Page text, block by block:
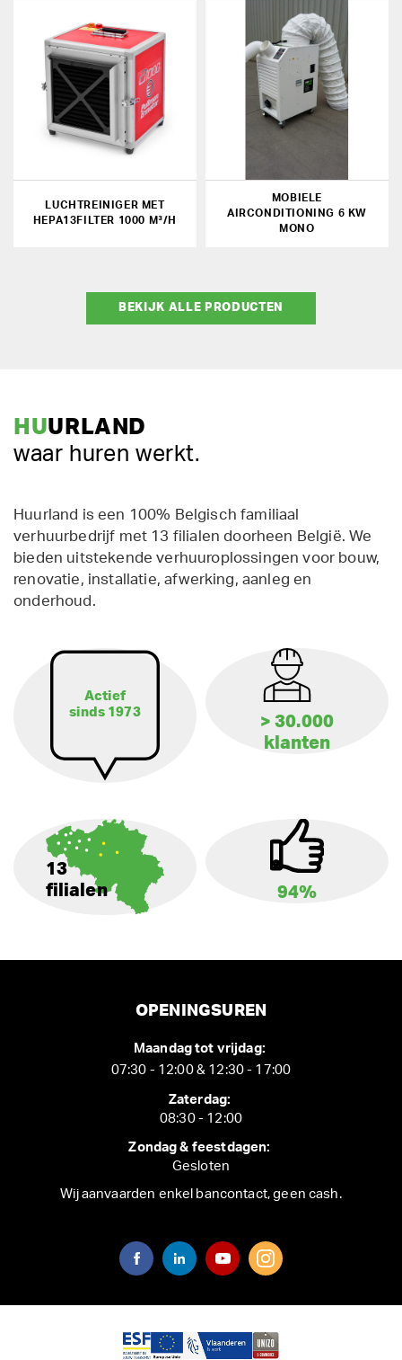
LUCHTREINIGER MET
HEPA13FILTER 1000 M³/H
MOBIELE
AIRCONDITIONING 6 KW
MONO
BEKIJK ALLE PRODUCTEN
HUURLAND
waar huren werkt.
Huurland is een 100% Belgisch familiaal
verhuurbedrijf met 13 filialen doorheen België. We
bieden uitstekende verhuuroplossingen voor bouw,
renovatie, installatie, afwerking, aanleg en
onderhoud.
Actief
sinds 1973
> 30.000
klanten
13
filialen
94%
OPENINGSUREN
Maandag tot vrijdag:
07:30 - 12:00 & 12:30 - 17:00
Zaterdag:
08:30 - 12:00
Zondag & feestdagen:
Gesloten
Wij aanvaarden enkel bancontact, geen cash.